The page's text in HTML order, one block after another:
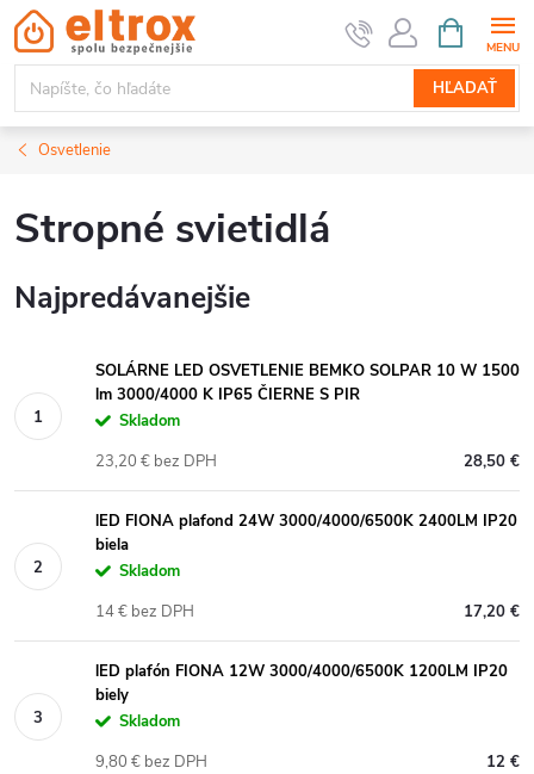
Prejsť
na
obsah
HĽADAŤ
KOŠÍK
Osvetlenie
Stropné svietidlá
Najpredávanejšie
SOLÁRNE LED OSVETLENIE BEMKO SOLPAR 10 W 1500
lm 3000/4000 K IP65 ČIERNE S PIR
Skladom
28,50 €
23,20 € bez DPH
lED FIONA plafond 24W 3000/4000/6500K 2400LM IP20
biela
Skladom
17,20 €
14 € bez DPH
lED plafón FIONA 12W 3000/4000/6500K 1200LM IP20
biely
Skladom
12 €
9,80 € bez DPH